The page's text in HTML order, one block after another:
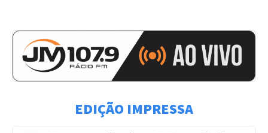
EDIÇÃO IMPRESSA